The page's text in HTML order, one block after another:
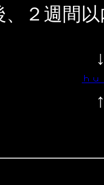
、２週間